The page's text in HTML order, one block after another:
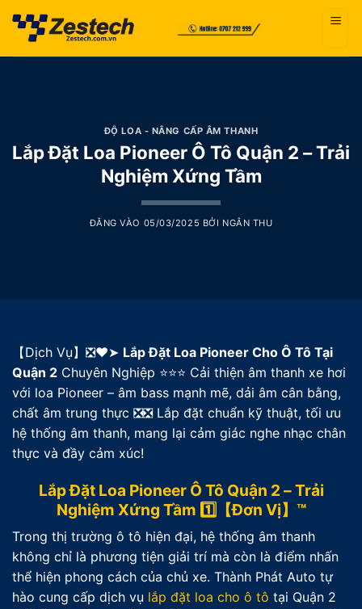
qua
ĐỘ LOA - NÂNG CẤP ÂM THANH
Lắp Đặt Loa Pioneer Ô Tô Quận 2 – Trải
Nghiệm Xứng Tầm
ĐĂNG VÀO 05/03/2025 BỞI NGÂN THU
【Dịch Vụ】❎❤️➤ Lắp Đặt Loa Pioneer Cho Ô Tô Tại
Quận 2 Chuyên Nghiệp ⭐⭐⭐ Cải thiện âm thanh xe hơi
với loa Pioneer – âm bass mạnh mẽ, dải âm cân bằng,
chất âm trung thực ❎❎ Lắp đặt chuẩn kỹ thuật, tối ưu
hệ thống âm thanh, mang lại cảm giác nghe nhạc chân
thực và đầy cảm xúc!
Lắp Đặt Loa Pioneer Ô Tô Quận 2 – Trải
Nghiệm Xứng Tầm 1️⃣【Đơn Vị】™
Trong thị trường ô tô hiện đại, hệ thống âm thanh
không chỉ là phương tiện giải trí mà còn là điểm nhấn
thể hiện phong cách của chủ xe. Thành Phát Auto tự
hào cung cấp dịch vụ lắp đặt loa cho ô tô tại Quận 2